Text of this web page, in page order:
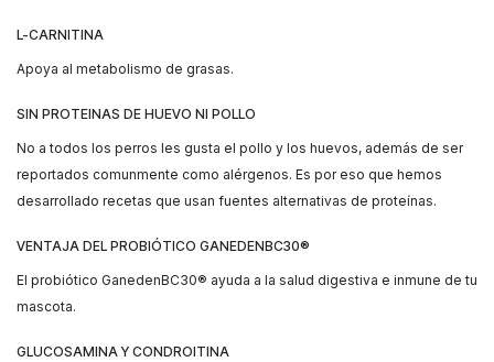
L-CARNITINA
Apoya al metabolismo de grasas.
SIN PROTEINAS DE HUEVO NI POLLO
No a todos los perros les gusta el pollo y los huevos, además de ser
reportados comunmente como alérgenos. Es por eso que hemos
desarrollado recetas que usan fuentes alternativas de proteínas.
VENTAJA DEL PROBIÓTICO GANEDENBC30®
El probiótico GanedenBC30® ayuda a la salud digestiva e inmune de tu
mascota.
GLUCOSAMINA Y CONDROITINA